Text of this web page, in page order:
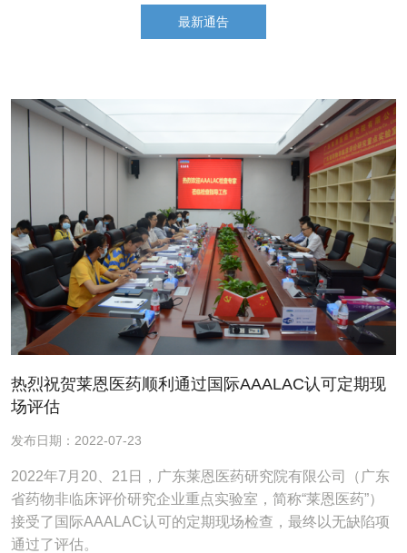
最新通告
热烈祝贺莱恩医药顺利通过国际AAALAC认可定期现
场评估
发布日期：2022-07-23
2022年7月20、21日，广东莱恩医药研究院有限公司（广东
省药物非临床评价研究企业重点实验室，简称“莱恩医药”）
接受了国际AAALAC认可的定期现场检查，最终以无缺陷项
通过了评估。